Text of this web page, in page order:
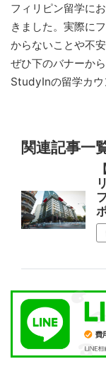
フィリピン留学に
きました。実際に
からないことや不
ぜひ下のバナーか
StudyInの留学カウ
関連記事一